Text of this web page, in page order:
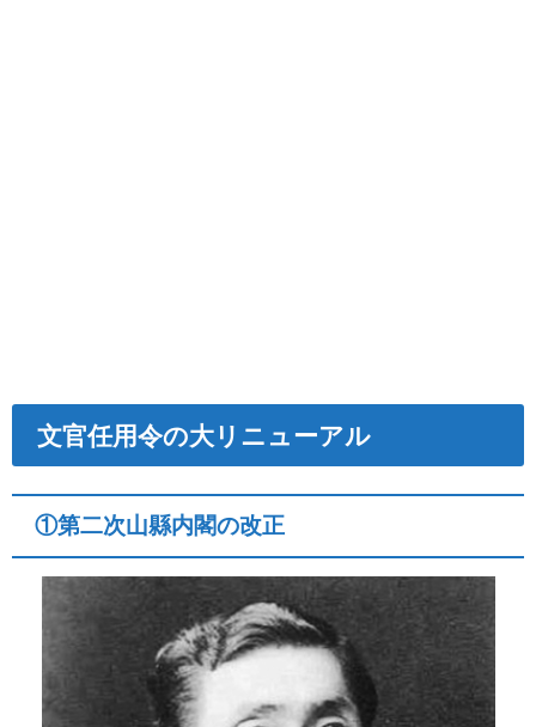
文官任用令の大リニューアル
①第二次山縣内閣の改正